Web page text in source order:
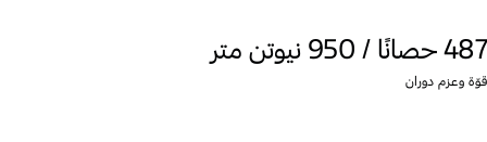
487 حصانًا / 950 نيوتن متر
قوّة وعزم دوران